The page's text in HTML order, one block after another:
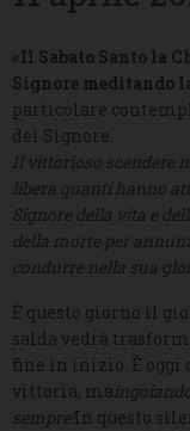
«Il Sabato Santo la
Signore meditando
particolare
del Signore.
Il vittorioso scendere
libera quanti hanno
Signore della vita e
della morte per
condurre nella sua
È questo giorno il
salda vedrà
fine in inizio. È oggi
vittoria, ma
sempre!In questo